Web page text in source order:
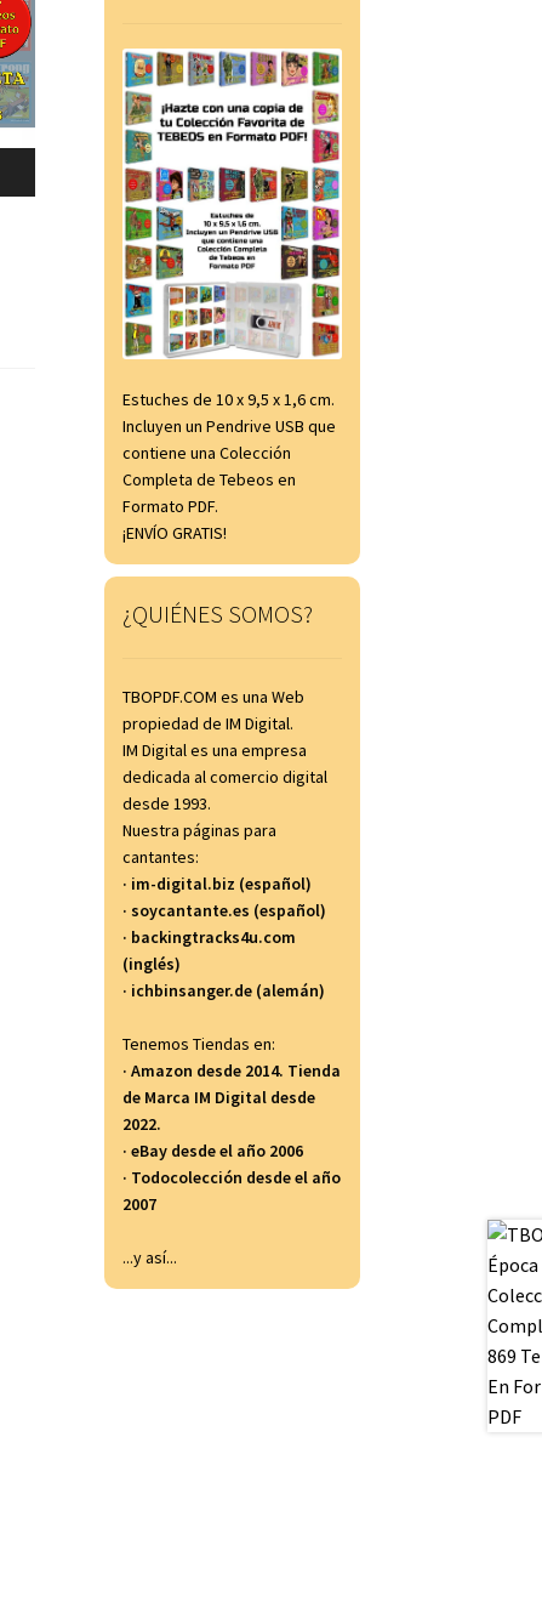
Estuches de 10 x 9,5 x 1,6 cm.
Incluyen un Pendrive USB que
contiene una Colección
Completa de Tebeos en
Formato PDF.
¡ENVÍO GRATIS!
¿QUIÉNES SOMOS?
TBOPDF.COM es una Web
propiedad de IM Digital.
IM Digital es una empresa
dedicada al comercio digital
desde 1993.
Nuestra páginas para
cantantes:
· im-digital.biz (español)
· soycantante.es (español)
· backingtracks4u.com
(inglés)
· ichbinsanger.de (alemán)
Tenemos Tiendas en:
· Amazon desde 2014. Tienda
de Marca IM Digital desde
2022.
· eBay desde el año 2006
· Todocolección desde el año
2007
...y así...